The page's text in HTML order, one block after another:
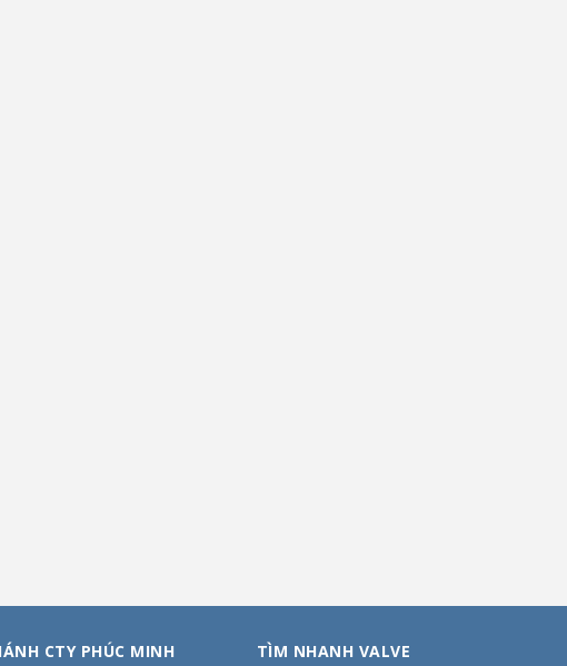
CTY PHÚC MINH TÌM NHANH VALVE